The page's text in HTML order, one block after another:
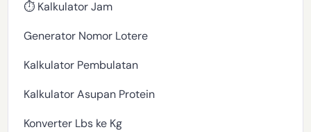
⏱️ Kalkulator Jam
Generator Nomor Lotere
Kalkulator Pembulatan
Kalkulator Asupan Protein
Konverter Lbs ke Kg